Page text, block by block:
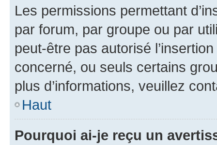
Les permissions permettant
par forum, par groupe ou par
peut-être pas autorisé
concerné, ou seuls certains
plus d’informations, veuillez
Haut
Pourquoi ai-je reçu un